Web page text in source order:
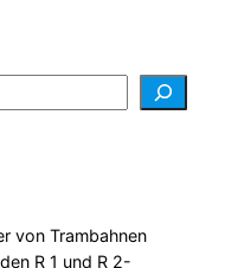
von Trambahnen
R 1 und R 2-